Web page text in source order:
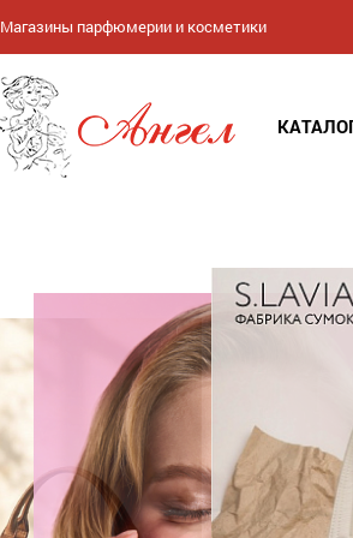
Магазины парфюмерии и косметики